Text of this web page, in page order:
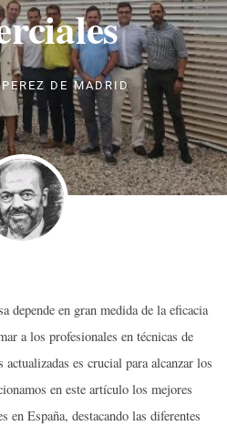
DE MADRID
depende en gran medida de la eficacia
a los profesionales en técnicas de
actualizadas es crucial para alcanzar los
en este artículo los mejores
en España, destacando las diferentes